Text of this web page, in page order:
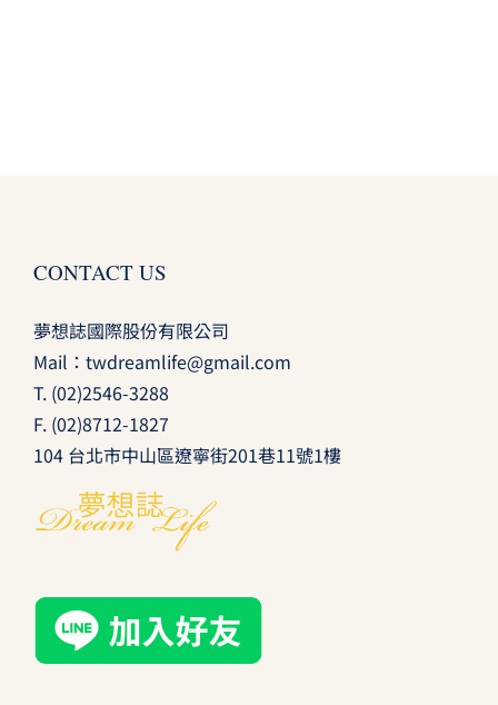
CONTACT US
夢想誌國際股份有限公司
Mail： twdreamlife@gmail.com
T. (02)2546-3288
F. (02)8712-1827
104 台北市中山區遼寧街201巷11號1樓